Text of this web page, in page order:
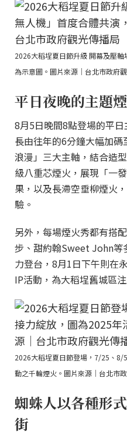
2026大稻埕夏日節升級 開幕及壓
為示意圖。圖片來源｜台北市政府
平日夜晚的主題
8月5日晚間8點登場的平
長由往年的6分鐘大幅加碼
浪漫」三大主軸，結合造
級八重芯煙火，展現「一
果，以及長滯空垂柳煙火
驗。
另外，每場煙火秀都有搭
步、甜約翰Sweet John等
力登台，8月1日下午則在
IP活動，為大稻埕舊城區
2026大稻埕夏日節登場，7/25、
動之千輪煙火。圖片來源｜台北市
蜘蛛人以各種形
街